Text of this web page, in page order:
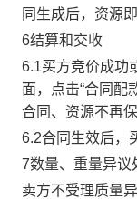
同生成后，资源
6结算和交收
6.1买方竞价成功
面，点击“合同配
合同、资源不再
6.2合同生效后，
7数量、重量异议
卖方不受理质量